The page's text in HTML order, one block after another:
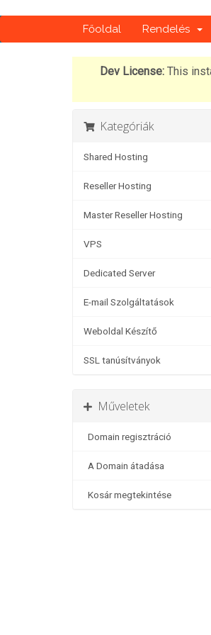
Főoldal Rendelés
Dev License:This
Kategóriák
Shared Hosting
Reseller Hosting
Master Reseller Hosting
VPS
Dedicated Server
E-mail Szolgáltatások
Weboldal Készítő
SSL tanúsítványok
Műveletek
Domain regisztráció
A Domain átadása
Kosár megtekintése